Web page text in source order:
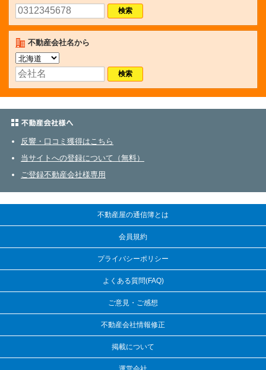
不動産会社名から
反響・口コミ獲得はこちら
当サイトへの登録について（無料）
ご登録不動産会社様専用
不動産屋の通信簿とは
会員規約
プライバシーポリシー
よくある質問(FAQ)
ご意見・ご感想
不動産会社情報修正
掲載について